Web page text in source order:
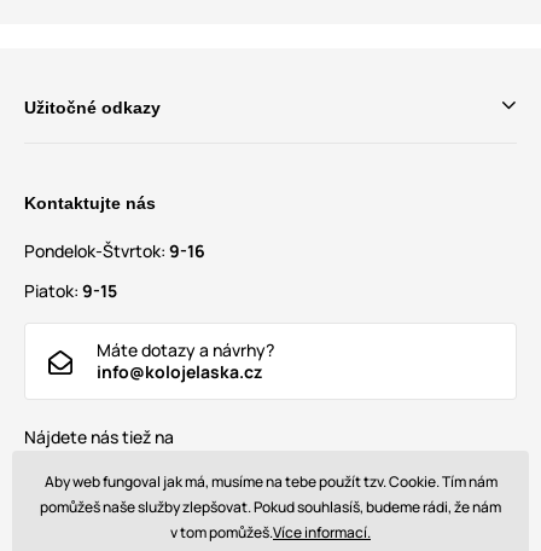
Užitočné odkazy
Kontaktujte nás
Pondelok-Štvrtok: 9-16
Piatok: 9-15
Máte dotazy a návrhy?
info@kolojelaska.cz
Nájdete nás tiež na
Aby web fungoval jak má, musíme na tebe použít tzv. Cookie. Tím nám
pomůžeš naše služby zlepšovat. Pokud souhlasíš, budeme rádi, že nám
v tom pomůžeš.Více informací.